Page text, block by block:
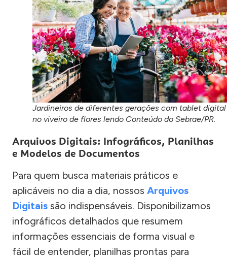
Jardineiros de diferentes gerações com tablet digital
no viveiro de flores lendo Conteúdo do Sebrae/PR.
Arquivos Digitais: Infográficos, Planilhas
e Modelos de Documentos
Para quem busca materiais práticos e
aplicáveis no dia a dia, nossos Arquivos
Digitais são indispensáveis. Disponibilizamos
infográficos detalhados que resumem
informações essenciais de forma visual e
fácil de entender, planilhas prontas para